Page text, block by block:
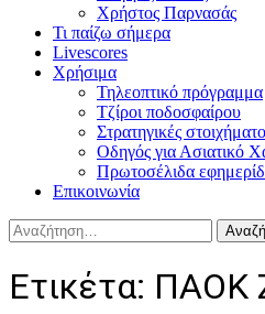
Χρήστος Παρνασάς
Τι παίζω σήμερα
Livescores
Χρήσιμα
Τηλεοπτικό πρόγραμμα
Τζίροι ποδοσφαίρου
Στρατηγικές
Οδηγός για Ασιατικό
Πρωτοσέλιδα
Επικοινωνία
Αναζήτηση
για:
Ετικέτα: ΠΑΟΚ